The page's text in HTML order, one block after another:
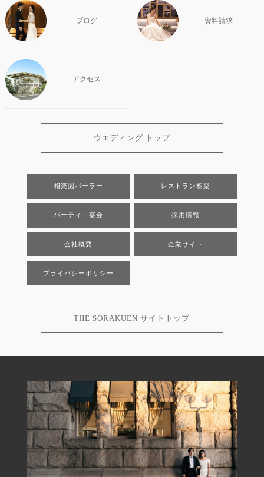
ブログ 資料請求
アクセス
ウエディング トップ
相楽園パーラー レストラン相楽
パーティ・宴会 採用情報
会社概要 企業サイト
プライバシーポリシー
THE SORAKUEN サイトトップ